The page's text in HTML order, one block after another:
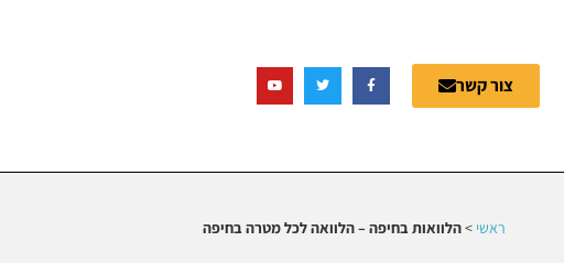
צור קשר
ראשי >הלוואות בחיפה – הלוואה לכל מטרה בחיפה